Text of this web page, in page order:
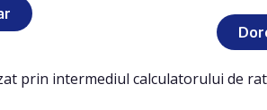
prin intermediul calculatorului de